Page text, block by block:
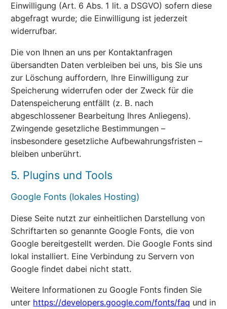
Einwilligung (Art. 6 Abs. 1 lit. a DSGVO) sofern diese
abgefragt wurde; die Einwilligung ist jederzeit
widerrufbar.
Die von Ihnen an uns per Kontaktanfragen
übersandten Daten verbleiben bei uns, bis Sie uns
zur Löschung auffordern, Ihre Einwilligung zur
Speicherung widerrufen oder der Zweck für die
Datenspeicherung entfällt (z. B. nach
abgeschlossener Bearbeitung Ihres Anliegens).
Zwingende gesetzliche Bestimmungen –
insbesondere gesetzliche Aufbewahrungsfristen –
bleiben unberührt.
5. Plugins und Tools
Google Fonts (lokales Hosting)
Diese Seite nutzt zur einheitlichen Darstellung von
Schriftarten so genannte Google Fonts, die von
Google bereitgestellt werden. Die Google Fonts sind
lokal installiert. Eine Verbindung zu Servern von
Google findet dabei nicht statt.
Weitere Informationen zu Google Fonts finden Sie
unter https://developers.google.com/fonts/faq und in